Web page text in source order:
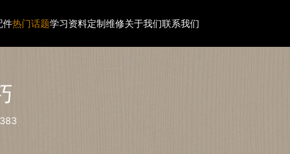
件热门话题学习资料定制维修关于我们联系我们